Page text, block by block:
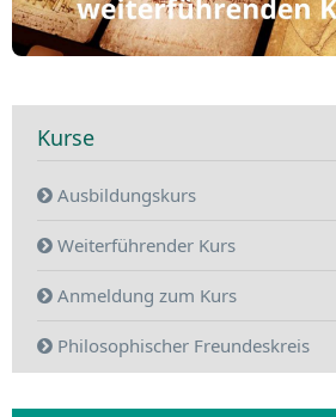
Kurse
Ausbildungskurs
Weiterführender Kurs
Anmeldung zum Kurs
Philosophischer Freundeskreis